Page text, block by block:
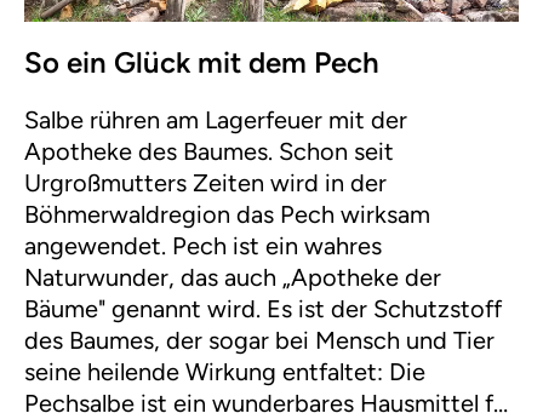
So ein Glück mit dem Pech
Salbe rühren am Lagerfeuer mit der
Apotheke des Baumes. Schon seit
Urgroßmutters Zeiten wird in der
Böhmerwaldregion das Pech wirksam
angewendet. Pech ist ein wahres
Naturwunder, das auch „Apotheke der
Bäume" genannt wird. Es ist der Schutzstoff
des Baumes, der sogar bei Mensch und Tier
seine heilende Wirkung entfaltet: Die
Pechsalbe ist ein wunderbares Hausmittel für